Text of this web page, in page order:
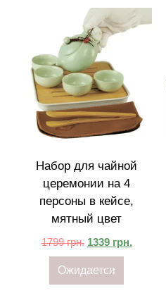
Набор для чайной
церемонии на 4
персоны в кейсе,
мятный цвет
1799грн. 1339 грн.
Ожидается